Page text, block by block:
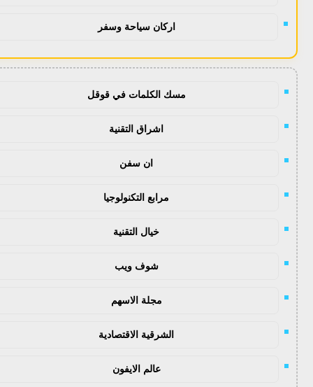
اركان سياحة وسفر
مسك الكلمات في قوقل
اشراق التقنية
ان سفن
مرابع التكنولوجيا
خيال التقنية
شوف ويب
مجلة الاسهم
الشرقية الاقتصادية
عالم الايفون